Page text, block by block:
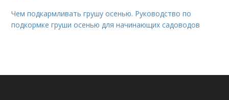
Чем подкармливать грушу осенью. Руководство по
подкормке груши осенью для начинающих садоводов